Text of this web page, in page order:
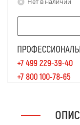
+7 499 229-39-40
+7 800 100-78-65